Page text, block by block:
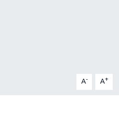
A- A+